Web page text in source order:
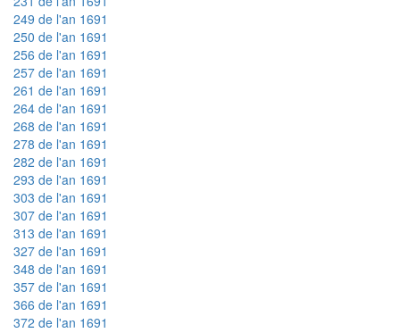
249 de l'an 1691
250 de l'an 1691
256 de l'an 1691
257 de l'an 1691
261 de l'an 1691
264 de l'an 1691
268 de l'an 1691
278 de l'an 1691
282 de l'an 1691
293 de l'an 1691
303 de l'an 1691
307 de l'an 1691
313 de l'an 1691
327 de l'an 1691
348 de l'an 1691
357 de l'an 1691
366 de l'an 1691
372 de l'an 1691